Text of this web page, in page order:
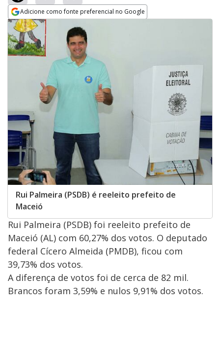
Adicione como fonte preferencial no Google
Opens in new window
Rui Palmeira (PSDB) é reeleito prefeito de
Maceió
Rui Palmeira (PSDB) foi reeleito prefeito de
Maceió (AL) com 60,27% dos votos. O deputado
federal Cícero Almeida (PMDB), ficou com
39,73% dos votos.
A diferença de votos foi de cerca de 82 mil.
Brancos foram 3,59% e nulos 9,91% dos votos.